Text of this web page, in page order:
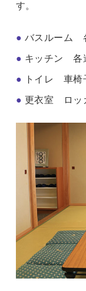
す。
● バスルーム
● キッチン 各
● トイレ 車椅
● 更衣室 ロッ